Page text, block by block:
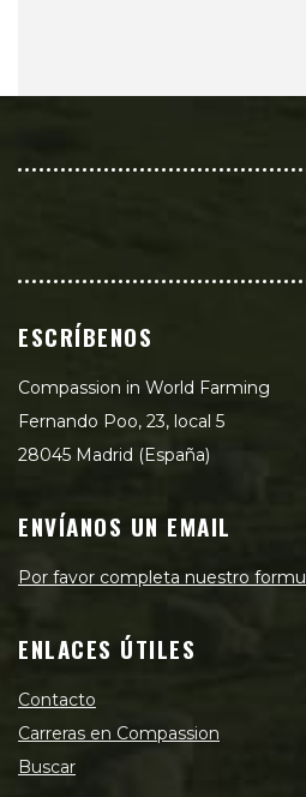
ESCRÍBENOS
Compassion in World Farming
Fernando Poo, 23, local 5
28045 Madrid (España)
ENVÍANOS UN EMAIL
Por favor completa nuestro
ENLACES ÚTILES
Contacto
Carreras en Compassion
Buscar